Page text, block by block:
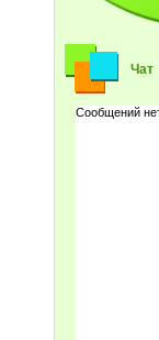
Чат